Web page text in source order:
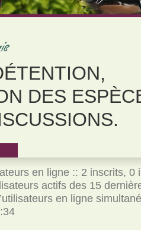
DES
en ligne :: 2 inscrits, 0
actifs des 15
en ligne